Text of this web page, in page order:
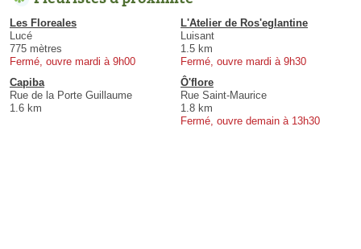
Les Floreales
Lucé
775 mètres
Fermé, ouvre mardi à 9h00
L'Atelier de Ros'eglantine
Luisant
1.5 km
Fermé, ouvre mardi à 9h30
Capiba
Rue de la Porte Guillaume
1.6 km
Ô'flore
Rue Saint-Maurice
1.8 km
Fermé, ouvre demain à 13h30